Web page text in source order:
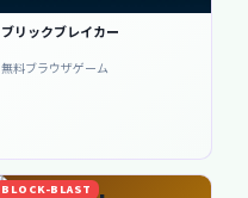
ブリックブレイカー
無料ブラウザゲーム
BLOCK-BLAST